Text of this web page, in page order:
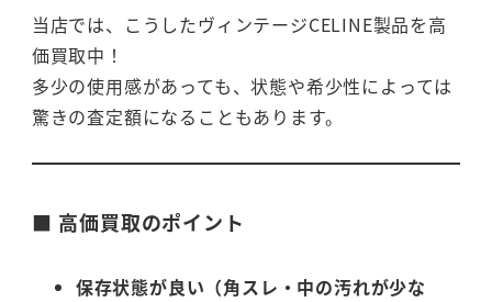
当店では、こうしたヴィンテージCELINE製品を高
価買取中！
多少の使用感があっても、状態や希少性によっては
驚きの査定額になることもあります。
■ 高価買取のポイント
保存状態が良い（角スレ・中の汚れが少な